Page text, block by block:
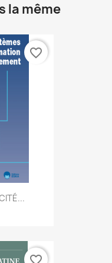
la même
favorite_border
favorite_border